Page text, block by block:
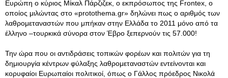
Ευρώπη ο κύριος Μίκαλ Πάρζιζεκ, o εκπρόσωπος της Frontex, ο
οποίος μιλώντας στο «protothema.gr» δηλώνει πως ο αριθμός των
λαθρομεταναστών που μπήκαν στην Ελλάδα το 2011 μόνο από τα
έλληνο –τουρκικά σύνορα στον Έβρο ξεπερνούν τις 57.000!
Την ώρα που οι αντιδράσεις τοπικών φορέων και πολιτών για τη
δημιουργία κέντρων φύλαξης λαθρομεταναστών εντείνονται και
κορυφαίοι Ευρωπαίοι πολιτικοί, όπως ο Γάλλος πρόεδρος Νικολά